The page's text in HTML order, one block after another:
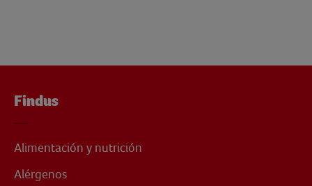
Findus
Alimentación y nutrición
Alérgenos